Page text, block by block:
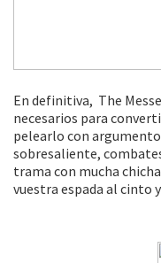
En definitiva, The
necesarios para
pelearlo con
sobresaliente,
trama con mucha
vuestra espada al cinto